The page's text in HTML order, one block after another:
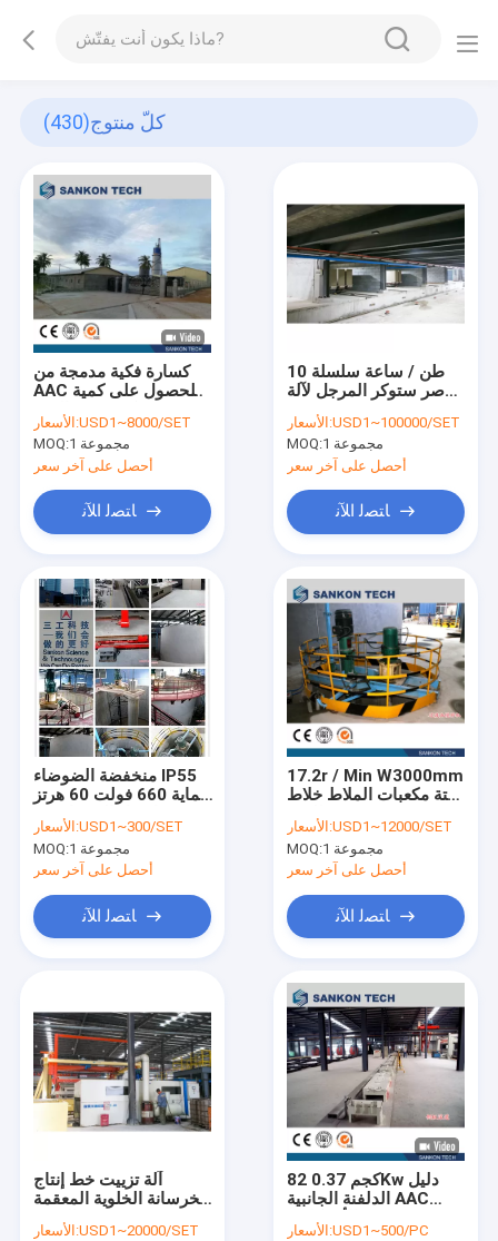
كلّ منتوج(430)
كسارة فكية مدمجة من
AAC للحصول على كمية
كبيرة من الجير
الأسعار:USD1~8000/SET
MOQ:
1 مجموعة
أحصل على آخر سعر
ﺎﺘﺼﻟ ﺍﻶﻧ
10 طن / ساعة سلسلة
صر ستوكر المرجل لآلة
AAC
الأسعار:USD1~100000/SET
MOQ:
1 مجموعة
أحصل على آخر سعر
ﺎﺘﺼﻟ ﺍﻶﻧ
منخفضة الضوضاء IP55
حماية 660 فولت 60 هرتز
VB اهتزاز المحرك
الأسعار:USD1~300/SET
MOQ:
1 مجموعة
أحصل على آخر سعر
ﺎﺘﺼﻟ ﺍﻶﻧ
17.2r / Min W3000mm
ستة مكعبات الملاط خلاط
للجير
الأسعار:USD1~12000/SET
MOQ:
1 مجموعة
أحصل على آخر سعر
ﺎﺘﺼﻟ ﺍﻶﻧ
آلة تزييت خط إنتاج
الخرسانة الخلوية المعقمة
بالوقود
الأسعار:USD1~20000/SET
82 كجم 0.37Kw دليل
الدلفنة الجانبية AAC
الأوتوكلاف
الأسعار:USD1~500/PC